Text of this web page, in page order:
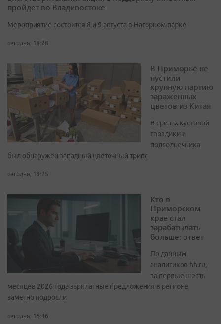
пройдет во Владивостоке
Мероприятие состоится 8 и 9 августа в Нагорном парке
сегодня, 18:28
В Приморье не
пустили
крупную партию
зараженных
цветов из Китая
В срезах кустовой
гвоздики и
подсолнечника
был обнаружен западный цветочный трипс
сегодня, 19:25
Кто в
Приморском
крае стал
зарабатывать
больше: ответ
По данным
аналитиков hh.ru,
за первые шесть
месяцев 2026 года зарплатные предложения в регионе
заметно подросли
сегодня, 16:46